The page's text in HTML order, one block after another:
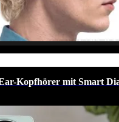
Kopfhörer mit Smart